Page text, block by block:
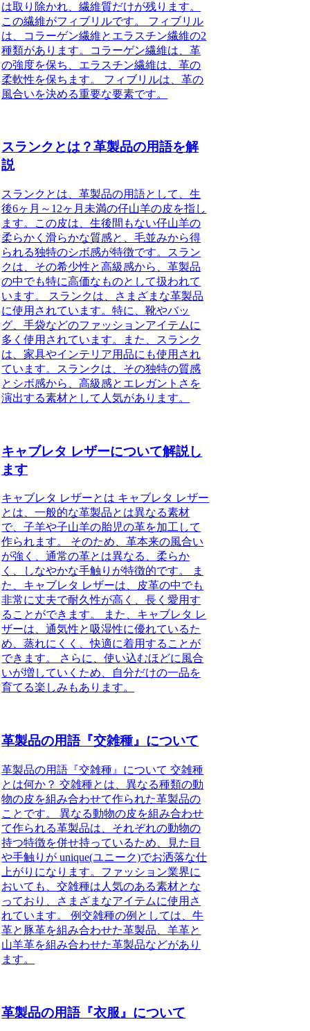
は取り除かれ、繊維質だけが残ります。
この繊維がフィブリルです。 フィブリル
は、コラーゲン繊維とエラスチン繊維の2
種類があります。コラーゲン繊維は、革
の強度を保ち、エラスチン繊維は、革の
柔軟性を保ちます。 フィブリルは、革の
風合いを決める重要な要素です。
スランクとは？革製品の用語を解
説
スランクとは、革製品の用語として、生
後6ヶ月～12ヶ月未満の仔山羊の皮を指し
ます。この皮は、生後間もない仔山羊の
柔らかく滑らかな質感と、毛並みから得
られる独特のシボ感が特徴です。スラン
クは、その希少性と高級感から、革製品
の中でも特に高価なものとして扱われて
います。 スランクは、さまざまな革製品
に使用されています。特に、靴やバッ
グ、手袋などのファッションアイテムに
多く使用されています。また、スランク
は、家具やインテリア用品にも使用され
ています。スランクは、その独特の質感
とシボ感から、高級感とエレガントさを
演出する素材として人気があります。
キャブレタ レザーについて解説し
ます
キャブレタ レザーとは キャブレタ レザー
とは、一般的な革製品とは異なる素材
で、子羊や子山羊の胎児の革を加工して
作られます。 そのため、革本来の風合い
が強く、通常の革とは異なる、柔らか
く、しなやかな手触りが特徴的です。 ま
た、キャブレタ レザーは、皮革の中でも
非常に丈夫で耐久性が高く、長く愛用す
ることができます。 また、キャブレタ レ
ザーは、通気性と吸湿性に優れているた
め、蒸れにくく、快適に着用することが
できます。 さらに、使い込むほどに風合
いが増していくため、自分だけの一品を
育てる楽しみもあります。
革製品の用語『交雑種』について
革製品の用語『交雑種』について 交雑種
とは何か？ 交雑種とは、異なる種類の動
物の皮を組み合わせて作られた革製品の
ことです。 異なる動物の皮を組み合わせ
て作られる革製品は、それぞれの動物の
持つ特徴を併せ持っているため、見た目
や手触りが unique(ユニーク)でお洒落な仕
上がりになります。ファッション業界に
おいても、交雑種は人気のある素材とな
っており、さまざまなアイテムに使用さ
れています。 例交雑種の例としては、牛
革と豚革を組み合わせた革製品、羊革と
山羊革を組み合わせた革製品などがあり
ます。
革製品の用語『衣服』について